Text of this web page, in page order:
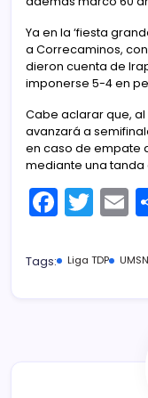
Ya en la ‘fiesta
a Correcaminos,
dieron cuenta de
imponerse 5-4 en
Cabe aclarar que,
avanzará a
en caso de empate
mediante una tanda
F
a
c
T
w
itt
E
Tags: Liga TDP